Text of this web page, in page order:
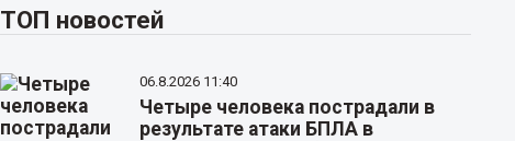
ТОП новостей
06.8.2026 11:40
Четыре человека пострадали в
результате атаки БПЛА в